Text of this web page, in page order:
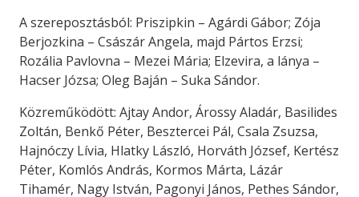
A szereposztásból: Priszipkin – Agárdi Gábor; Zója
Berjozkina – Császár Angela, majd Pártos Erzsi;
Rozália Pavlovna – Mezei Mária; Elzevira, a lánya –
Hacser Józsa; Oleg Baján – Suka Sándor.
Közreműködött: Ajtay Andor, Árossy Aladár, Basilides
Zoltán, Benkő Péter, Besztercei Pál, Csala Zsuzsa,
Hajnóczy Lívia, Hlatky László, Horváth József, Kertész
Péter, Komlós András, Kormos Márta, Lázár
Tihamér, Nagy István, Pagonyi János, Pethes Sándor,